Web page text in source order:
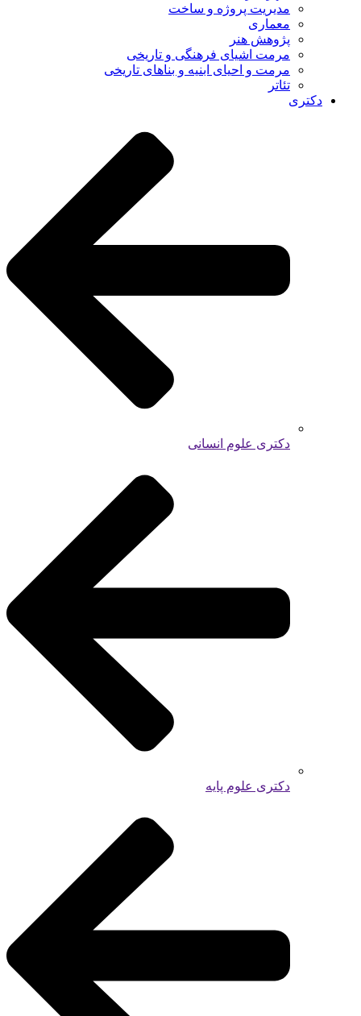
مدیریت پروژه و ساخت
معماری
پژوهش هنر
مرمت اشیای فرهنگی و تاریخی
مرمت و احیای ابنیه و بناهای تاریخی
تئاتر
دکتری
دکتری علوم انسانی
دکتری علوم پایه